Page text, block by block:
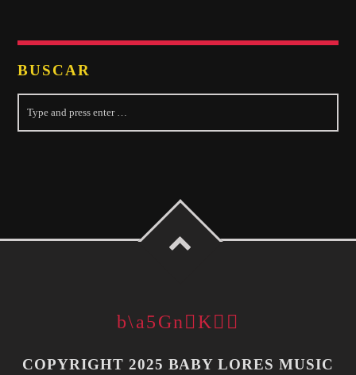
BUSCAR
COPYRIGHT 2025 BABY LORES MUSIC